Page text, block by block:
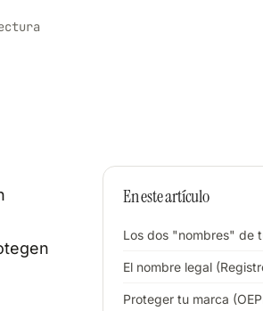
En este artículo
Los dos "nombres" de
El nombre legal
Proteger tu marca